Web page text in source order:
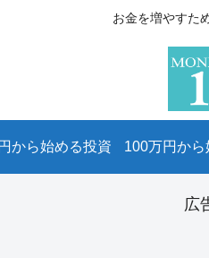
お金を増やすた
から始める投資 100万円か
広